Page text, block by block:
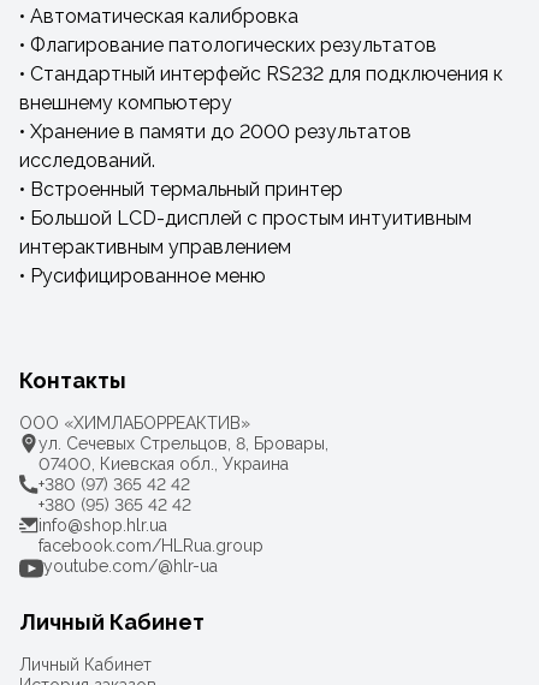
• Автоматическая калибровка
• Флагирование патологических результатов
• Стандартный интерфейс RS232 для подключения к
внешнему компьютеру
• Хранение в памяти до 2000 результатов
исследований.
• Встроенный термальный принтер
• Большой LCD-дисплей с простым интуитивным
интерактивным управлением
• Русифицированное меню
Контакты
ООО «ХИМЛАБОРРЕАКТИВ»
ул. Сечевых Стрельцов, 8, Бровары,
07400, Киевская обл., Украина
+380 (97) 365 42 42
+380 (95) 365 42 42
info@shop.hlr.ua
facebook.com/HLRua.group
youtube.com/@hlr-ua
Личный Кабинет
Личный Кабинет